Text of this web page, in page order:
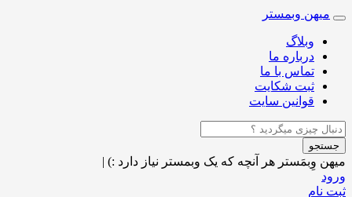
Toggle
navigation
میهن وبمستر
وبلاگ
درباره ما
تماس با ما
ثبت شکایت
قوانین سایت
جستجو
میهن وِبمَستر هر آنچه که یک وبمستر نیاز دارد :) |
ورود
ثبت نام